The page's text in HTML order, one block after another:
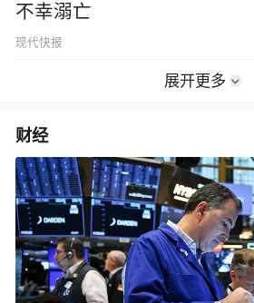
不幸溺亡
现代快报
展开更多
财经